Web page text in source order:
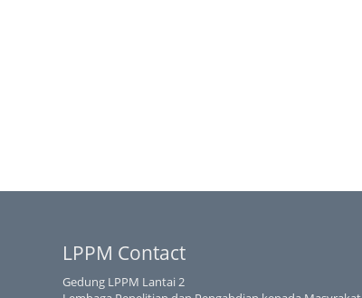
LPPM Contact
Gedung LPPM Lantai 2